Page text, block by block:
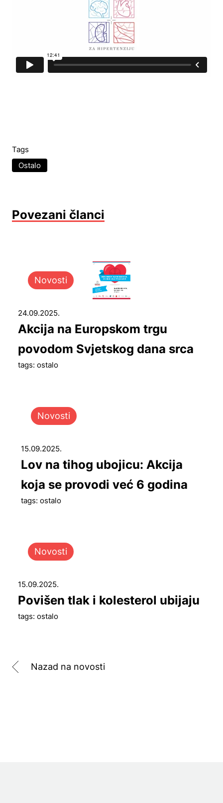
Tags
Ostalo
Povezani članci
Novosti
24.09.2025.
Akcija na Europskom trgu
povodom Svjetskog dana srca
tags: ostalo
Novosti
15.09.2025.
Lov na tihog ubojicu: Akcija
koja se provodi već 6 godina
tags: ostalo
Novosti
15.09.2025.
Povišen tlak i kolesterol ubijaju
tags: ostalo
Nazad na novosti